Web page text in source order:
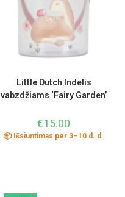
Little Dutch Indelis
vabzdžiams ‘Fairy Garden’
€15.00
📦 Išsiuntimas per 3–10 d. d.